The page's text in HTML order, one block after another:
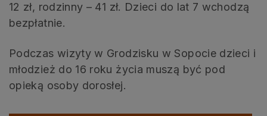
12 zł, rodzinny – 41 zł. Dzieci do lat 7 wchodzą
bezpłatnie.
Podczas wizyty w Grodzisku w Sopocie dzieci i
młodzież do 16 roku życia muszą być pod
opieką osoby dorosłej.